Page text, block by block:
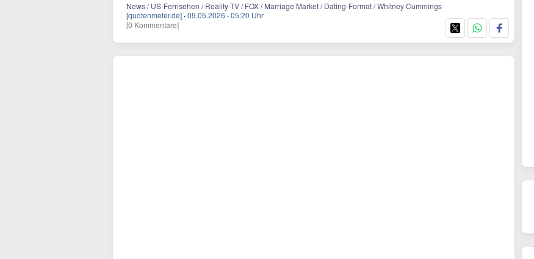
News / US-Fernsehen / Reality-TV / FOX / Marriage Market / Dating-Format / Whitney Cummings
[quotenmeter.de] ·09.05.2026 ·05:20 Uhr
[0 Kommentare]